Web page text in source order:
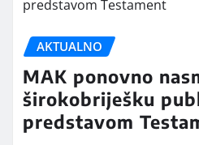
AKTUALNO
MAK ponovno
širokobriješku
predstavom